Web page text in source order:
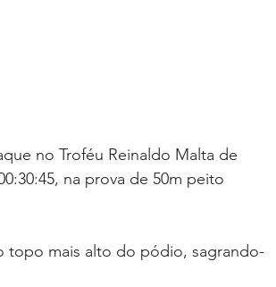
no Troféu Reinaldo Malta de
na prova de 50m peito
topo mais alto do pódio, sagrando-